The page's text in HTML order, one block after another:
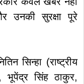
सुरक्षा पूरे
सिन्हा (राष्ट्रीय
भूपेंद्र सिंह ठाकुर,